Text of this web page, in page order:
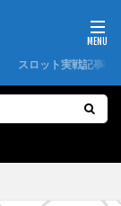
スロット実戦記事